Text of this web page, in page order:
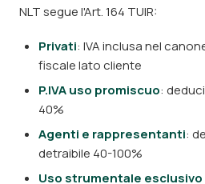
NLT segue l'Art. 164 TUIR:
Privati: IVA inclusa nel
fiscale lato cliente
P.IVA uso promiscuo:
40%
Agenti e rappresentanti:
detraibile 40-100%
Uso strumentale esclusivo